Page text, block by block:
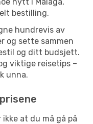
bestilling.
hundrevis av
og sette sammen
og ditt budsjett.
viktige reisetips –
unna.
at du må gå på